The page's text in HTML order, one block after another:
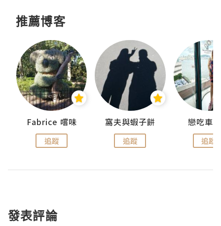
推薦博客
Fabrice 嚐味
追蹤
窩夫與蝦子餅
追蹤
戀吃車
追蹤
發表評論